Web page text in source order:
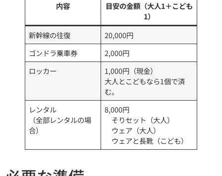
内容
目安の金額（大人1＋こども
1）
新幹線の往復
20,000円
ゴンドラ乗車券
2,000円
ロッカー
1,000円（現金）
大人とこどもなら1個で済
む。
レンタル
（全部レンタルの場
合）
8,000円
そりセット（大人）
ウェア（大人）
ウェアと長靴（こども）